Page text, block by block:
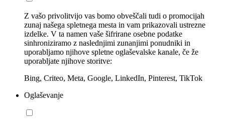
Z vašo privolitvijo vas bomo obveščali tudi o promocijah
zunaj našega spletnega mesta in vam prikazovali ustrezne
izdelke. V ta namen vaše šifrirane osebne podatke
sinhroniziramo z naslednjimi zunanjimi ponudniki in
uporabljamo njihove spletne oglaševalske kanale, če že
uporabljate njihove storitve:
Bing, Criteo, Meta, Google, LinkedIn, Pinterest, TikTok
Oglaševanje